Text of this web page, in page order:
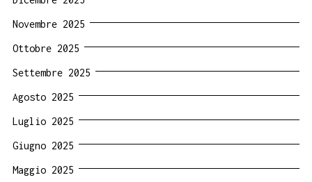
Novembre 2025
Ottobre 2025
Settembre 2025
Agosto 2025
Luglio 2025
Giugno 2025
Maggio 2025